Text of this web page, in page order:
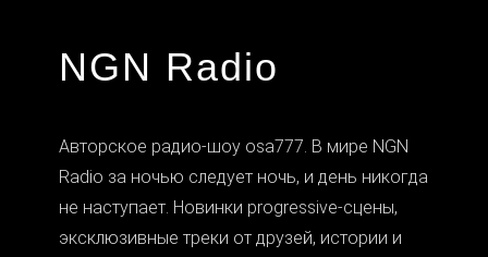
NGN Radio
Авторское радио-шоу osa777. В мире NGN
Radio за ночью следует ночь, и день никогда
не наступает. Новинки progressive-сцены,
эксклюзивные треки от друзей, истории и